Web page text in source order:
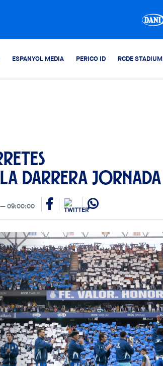
ESPANYOL MEDIA PERICO ID RCDE STADIUM
la darrera jornada
09:00:00